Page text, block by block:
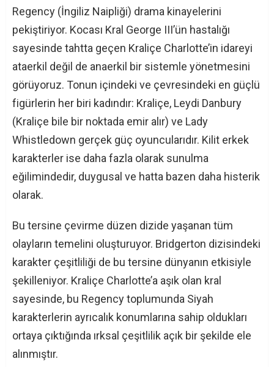
Regency (İngiliz Naipliği) drama kinayelerini
pekiştiriyor. Kocası Kral George III’ün hastalığı
sayesinde tahtta geçen Kraliçe Charlotte’in idareyi
ataerkil değil de anaerkil bir sistemle yönetmesini
görüyoruz. Tonun içindeki ve çevresindeki en güçlü
figürlerin her biri kadındır: Kraliçe, Leydi Danbury
(Kraliçe bile bir noktada emir alır) ve Lady
Whistledown gerçek güç oyuncularıdır. Kilit erkek
karakterler ise daha fazla olarak sunulma
eğilimindedir, duygusal ve hatta bazen daha histerik
olarak.
Bu tersine çevirme düzen dizide yaşanan tüm
olayların temelini oluşturuyor. Bridgerton dizisindeki
karakter çeşitliliği de bu tersine dünyanın etkisiyle
şekilleniyor. Kraliçe Charlotte’a aşık olan kral
sayesinde, bu Regency toplumunda Siyah
karakterlerin ayrıcalık konumlarına sahip oldukları
ortaya çıktığında ırksal çeşitlilik açık bir şekilde ele
alınmıştır.